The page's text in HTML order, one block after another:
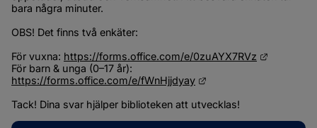
bara några minuter.
OBS! Det finns två enkäter:
För vuxna: https://forms.office.com/e/0zuAYX7RVz
https://forms.office.com/e/fWnHjjdyay
Tack! Dina svar hjälper biblioteken att utvecklas!